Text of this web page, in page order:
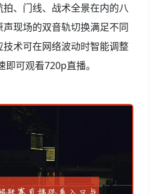
、门线、战术全景在内的八
现场的双音轨切换满足不同
术可在网络波动时智能调整
可观看720p直播。